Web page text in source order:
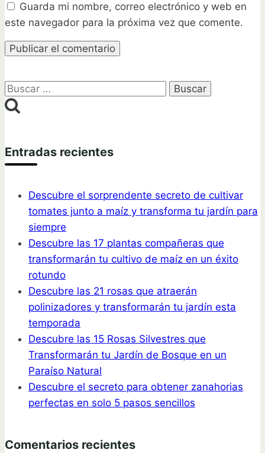
Guarda mi nombre, correo electrónico y web en
este navegador para la próxima vez que comente.
Buscar:
Entradas recientes
Descubre el sorprendente secreto de cultivar
tomates junto a maíz y transforma tu jardín para
siempre
Descubre las 17 plantas compañeras que
transformarán tu cultivo de maíz en un éxito
rotundo
Descubre las 21 rosas que atraerán
polinizadores y transformarán tu jardín esta
temporada
Descubre las 15 Rosas Silvestres que
Transformarán tu Jardín de Bosque en un
Paraíso Natural
Descubre el secreto para obtener zanahorias
perfectas en solo 5 pasos sencillos
Comentarios recientes